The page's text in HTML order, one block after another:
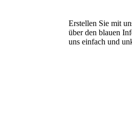
Erstellen Sie mit
über den blauen
uns einfach und